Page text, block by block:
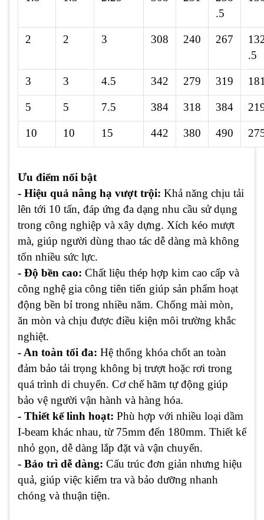
.5
2 2 3 308 240 267
.5
3 3 4.5 342 279 319
5 5 7.5 384 318 384
10 10 15 442 380 490
Ưu điểm nổi bật
- Hiệu quả nâng hạ vượt trội: Khả năng chịu tải
lên tới 10 tấn, đáp ứng đa dạng nhu cầu sử dụng
trong công nghiệp và xây dựng. Xích kéo mượt
mà, giúp người dùng thao tác dễ dàng mà không
tốn nhiều sức lực.
- Độ bền cao: Chất liệu thép hợp kim cao cấp và
công nghệ gia công tiên tiến giúp sản phẩm hoạt
động bền bỉ trong nhiều năm. Chống mài mòn,
ăn mòn và chịu được điều kiện môi trường khắc
nghiệt.
- An toàn tối đa: Hệ thống khóa chốt an toàn
đảm bảo tải trọng không bị trượt hoặc rơi trong
quá trình di chuyển. Cơ chế hãm tự động giúp
bảo vệ người vận hành và hàng hóa.
- Thiết kế linh hoạt: Phù hợp với nhiều loại dầm
I-beam khác nhau, từ 75mm đến 180mm. Thiết kế
nhỏ gọn, dễ dàng lắp đặt và vận chuyển.
- Bảo trì dễ dàng: Cấu trúc đơn giản nhưng hiệu
quả, giúp việc kiểm tra và bảo dưỡng nhanh
chóng và thuận tiện.